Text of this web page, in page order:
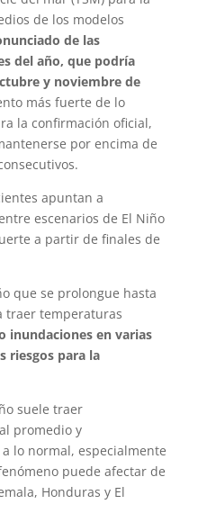
de los modelos
de las
del año, que podría
y noviembre de
más fuerte de lo
la confirmación oficial,
por encima de
apuntan a
escenarios de El Niño
a partir de finales de
que se prolongue hasta
traer temperaturas
inundaciones en varias
riesgos para la
suele traer
promedio y
lo normal, especialmente
puede afectar de
Honduras y El